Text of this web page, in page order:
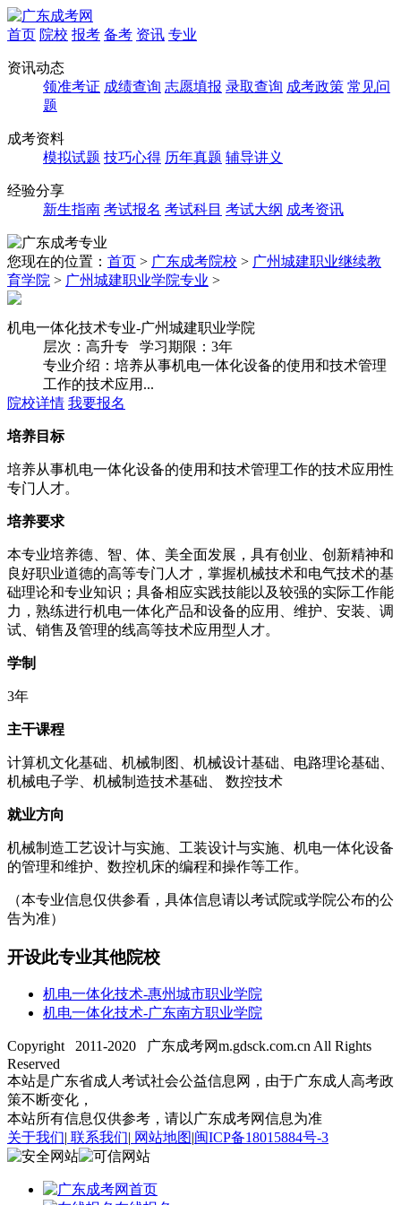
首页 院校 报考 备考 资讯 专业
资讯动态
领准考证 成绩查询 志愿填报 录取查询 成考政策 常见问
题
成考资料
模拟试题 技巧心得 历年真题 辅导讲义
经验分享
新生指南 考试报名 考试科目 考试大纲 成考资讯
您现在的位置： 首页 > 广东成考院校 > 广州城建职业继续教
育学院 > 广州城建职业学院专业 >
机电一体化技术专业-广州城建职业学院
层次： 高升专 学习期限： 3年
专业介绍： 培养从事机电一体化设备的使用和技术管理
工作的技术应用...
院校详情 我要报名
培养目标
培养从事机电一体化设备的使用和技术管理工作的技术应用性
专门人才。
培养要求
本专业培养德、智、体、美全面发展，具有创业、创新精神和
良好职业道德的高等专门人才，掌握机械技术和电气技术的基
础理论和专业知识；具备相应实践技能以及较强的实际工作能
力，熟练进行机电一体化产品和设备的应用、维护、安装、调
试、销售及管理的线高等技术应用型人才。
学制
3年
主干课程
计算机文化基础、机械制图、机械设计基础、电路理论基础、
机械电子学、机械制造技术基础、 数控技术
就业方向
机械制造工艺设计与实施、工装设计与实施、机电一体化设备
的管理和维护、数控机床的编程和操作等工作。
（本专业信息仅供参看，具体信息请以考试院或学院公布的公
告为准）
开设此专业其他院校
机电一体化技术-惠州城市职业学院
机电一体化技术-广东南方职业学院
Copyright 2011-2020 广东成考网m.gdsck.com.cn All Rights
Reserved
本站是广东省成人考试社会公益信息网，由于广东成人高考政
策不断变化，
本站所有信息仅供参考，请以广东成考网信息为准
关于我们| 联系我们| 网站地图|闽ICP备18015884号-3
首页